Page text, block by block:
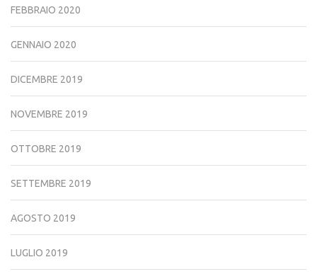
FEBBRAIO 2020
GENNAIO 2020
DICEMBRE 2019
NOVEMBRE 2019
OTTOBRE 2019
SETTEMBRE 2019
AGOSTO 2019
LUGLIO 2019